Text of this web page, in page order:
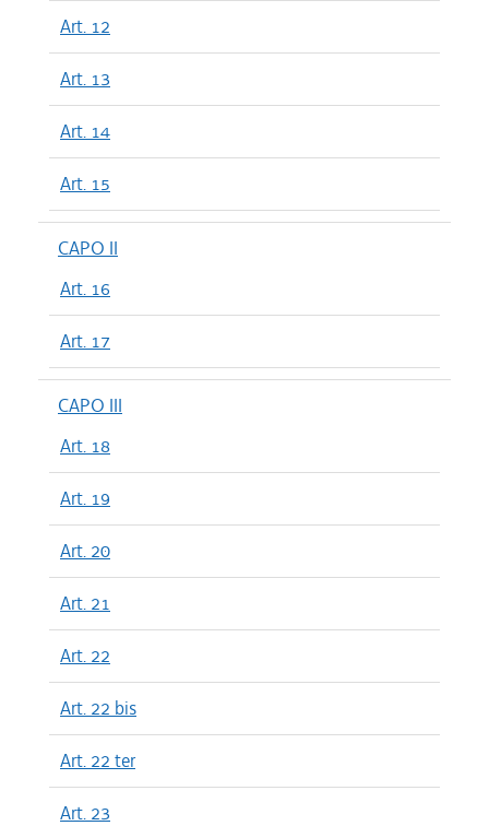
Art. 12
Art. 13
Art. 14
Art. 15
CAPO II
Art. 16
Art. 17
CAPO III
Art. 18
Art. 19
Art. 20
Art. 21
Art. 22
Art. 22 bis
Art. 22 ter
Art. 23